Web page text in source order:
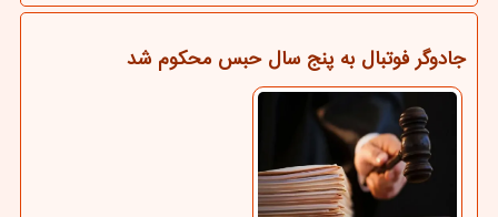
جادوگر فوتبال به پنج سال حبس محکوم شد